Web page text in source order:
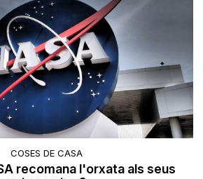
COSES DE CASA
recomana l'orxata als seus